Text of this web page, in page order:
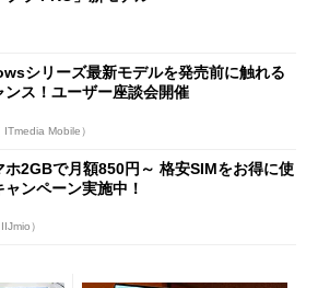
シリーズ最新モデルを発売前に触れる
ンス！ユーザー座談会開催
ITmedia Mobile）
ホ2GBで月額850円～ 格安SIMをお得に使
ャンペーン実施中！
）